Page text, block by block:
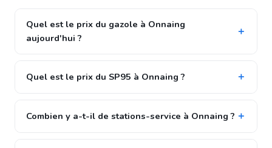
Quel est le prix du gazole à Onnaing
aujourd'hui ?
Quel est le prix du SP95 à Onnaing ?
Combien y a-t-il de stations-service à Onnaing ?